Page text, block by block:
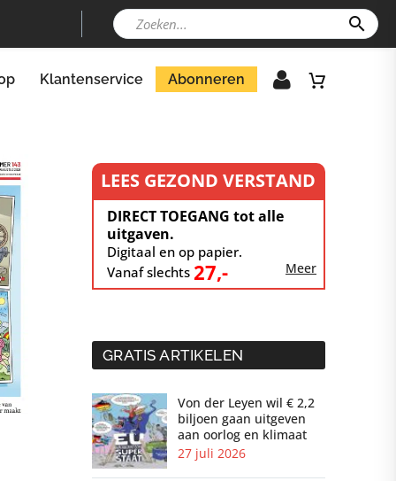
Klantenservice Abonneren
LEES GEZOND VERSTAND
DIRECT TOEGANG tot alle
uitgaven.
Digitaal en op papier.
Vanaf slechts 27,- Meer
GRATIS ARTIKELEN
Von der Leyen wil € 2,2
biljoen gaan uitgeven
aan oorlog en klimaat
27 juli 2026